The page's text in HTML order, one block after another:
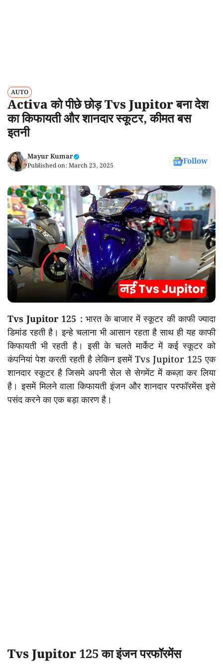
AUTO
Activa को पीछे छोड़ Tvs Jupitor बना देश
का किफायती और शानदार स्कूटर, कीमत बस
इतनी
Mayur Kumar
Published on: March 23, 2025 Follow
Tvs Jupitor 125 : भारत के बाजार में स्कूटर की काफी ज्यादा
डिमांड रहती है। इन्हे चलाना भी आसान रहता है साथ ही यह काफी
किफायती भी रहती है। इसी के चलते मार्केट में कई स्कूटर को
कंपनियां पेश करती रहती है लेकिन इसमें Tvs Jupitor 125 एक
शानदार स्कूटर है जिसमे अपनी सेल से सेगमेंट में कब्ज़ा कर लिया
है। इसमें मिलने वाला किफायती इंजन और शानदार परफॉरमेंस इसे
पसंद करने का एक बड़ा कारण है।
Tvs Jupitor 125 का इंजन परफॉरमेंस